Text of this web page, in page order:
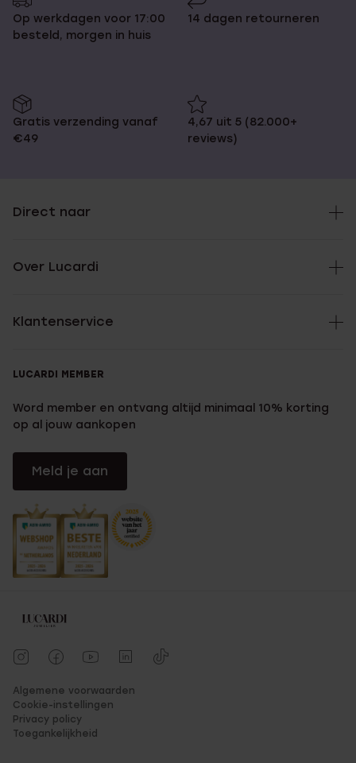
Op werkdagen voor 17:00
besteld, morgen in huis
14 dagen retourneren
Gratis verzending vanaf
€49
4,67 uit 5 (82.000+
reviews)
Direct naar
Over Lucardi
Klantenservice
LUCARDI MEMBER
Word member en ontvang altijd minimaal 10% korting
op al jouw aankopen
Meld je aan
Algemene voorwaarden
Cookie-instellingen
Privacy policy
Toegankelijkheid